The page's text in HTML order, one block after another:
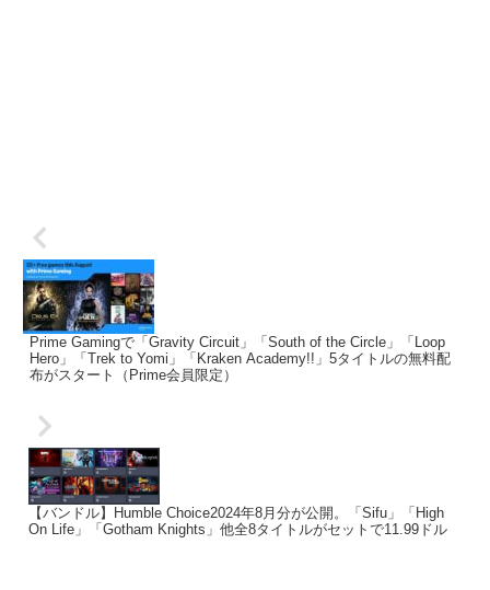
Prime Gamingで「Gravity Circuit」「South of the Circle」「Loop
Hero」「Trek to Yomi」「Kraken Academy!!」5タイトルの無料配
布がスタート（Prime会員限定）
【バンドル】Humble Choice2024年8月分が公開。「Sifu」「High
On Life」「Gotham Knights」他全8タイトルがセットで11.99ドル